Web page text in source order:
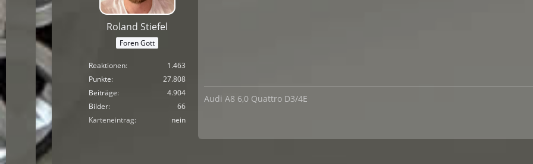
Roland Stiefel
Foren Gott
Reaktionen
1.463
Punkte
27.808
Beiträge
4.904
Bilder
66
Karteneintrag
nein
Audi A8 6,0 Quattro D3/4E